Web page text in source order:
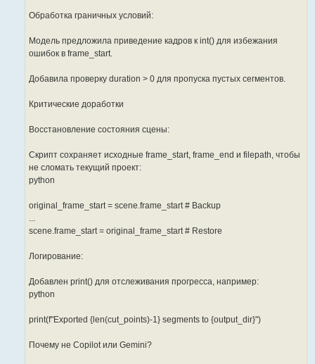
Обработка граничных условий:
Модель предложила приведение кадров к int() для избежания
ошибок в frame_start.
Добавила проверку duration > 0 для пропуска пустых сегментов.
Критические доработки
Восстановление состояния сцены:
Скрипт сохраняет исходные frame_start, frame_end и filepath, чтобы
не сломать текущий проект:
python
original_frame_start = scene.frame_start # Backup
scene.frame_start = original_frame_start # Restore
Логирование:
Добавлен print() для отслеживания прогресса, например:
python
print(f"Exported {len(cut_points)-1} segments to {output_dir}")
Почему не Copilot или Gemini?